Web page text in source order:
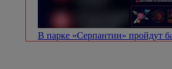
В парке «Серпантин» пройдут